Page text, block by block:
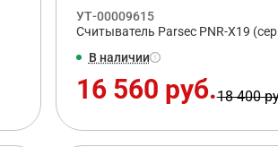
УТ-00009615
Считыватель Parsec PNR-X19
В наличии
16 560 руб.18 400